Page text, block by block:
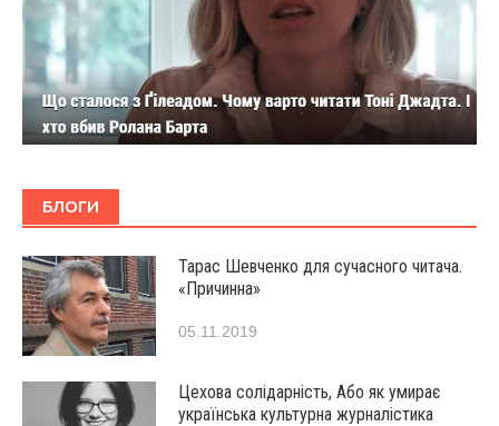
БЛОГИ
Тарас Шевченко для сучасного читача.
«Причинна»
05.11.2019
Цехова солідарність, Або як умирає
українська культурна журналістика